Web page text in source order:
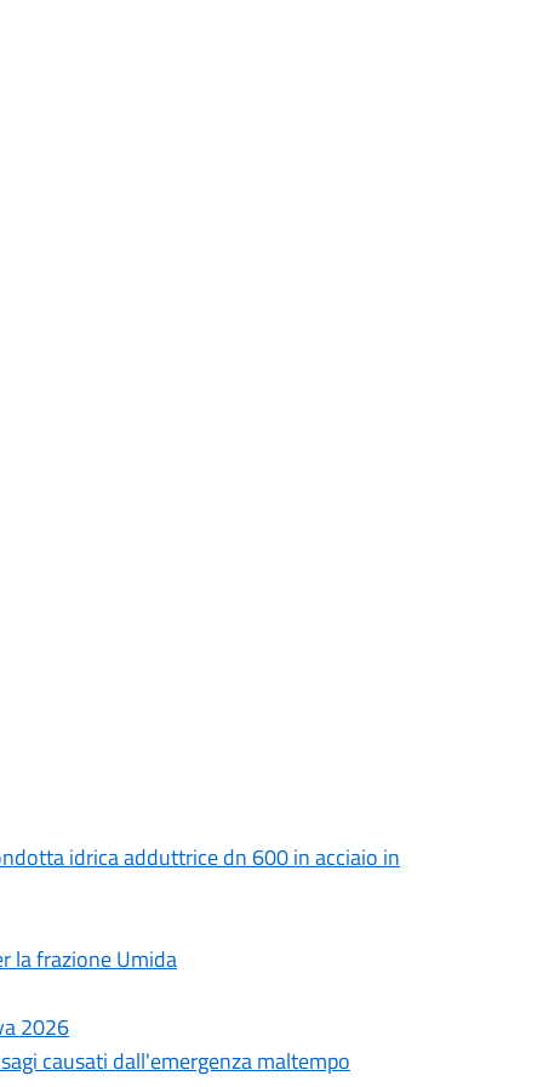
idrica adduttrice dn 600 in acciaio in
la frazione Umida
2026
causati dall'emergenza maltempo